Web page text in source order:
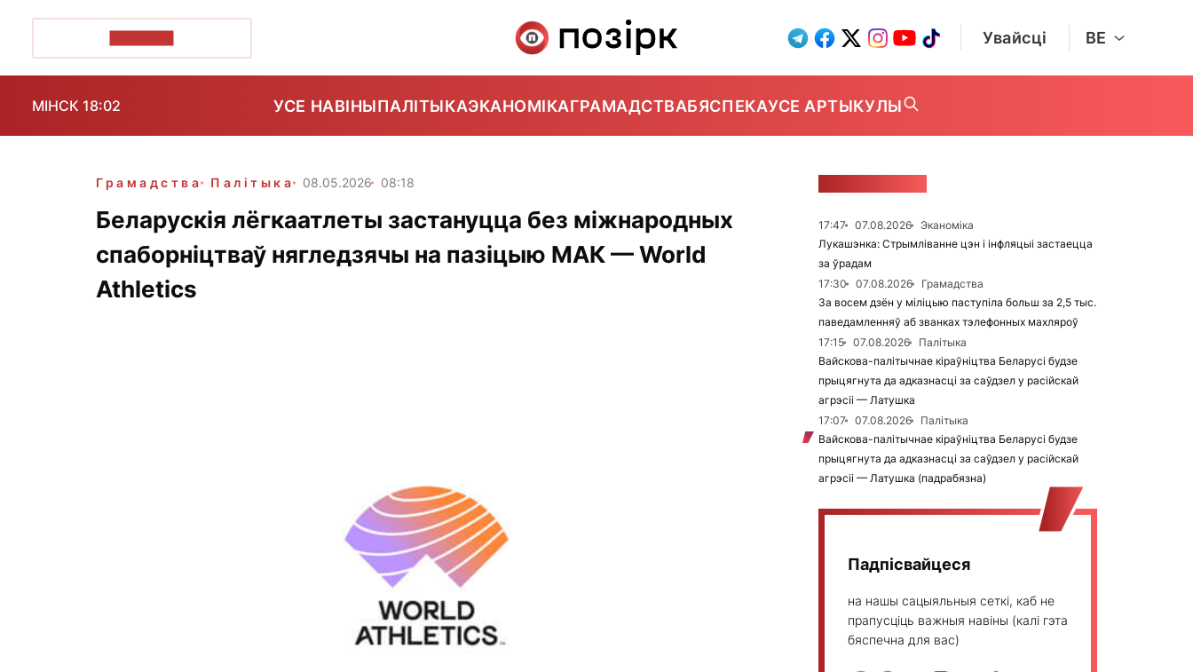
Увайсці BE
МІНСК 18:02 УСЕ НАВІНЫПАЛІТЫКАЭКАНОМІКАГРАМАДСТВАБЯСПЕКАУСЕ АРТЫКУЛЫ
Грамадства Палітыка 08.05.2026 08:18
Беларускія лёгкаатлеты застануцца без міжнародных
спаборніцтваў нягледзячы на пазіцыю МАК — World
Athletics
17:47 07.08.2026
Эканоміка
Лукашэнка: Стрымліванне цэн і інфляцыі застаецца
за ўрадам
17:30
07.08.2026
Грамадства
За восем дзён у міліцыю паступіла больш за 2,5 тыс.
паведамленняў аб званках тэлефонных махляроў
17:15
07.08.2026
Палітыка
Вайскова-палітычнае кіраўніцтва Беларусі будзе
прыцягнута да адказнасці за саўдзел у расійскай
агрэсіі — Латушка
17:07
07.08.2026
Палітыка
Вайскова-палітычнае кіраўніцтва Беларусі будзе
прыцягнута да адказнасці за саўдзел у расійскай
агрэсіі — Латушка (падрабязна)
Падпісвайцеся
на нашы сацыяльныя сеткі, каб не
прапусціць важныя навіны (калі гэта
бяспечна для вас)